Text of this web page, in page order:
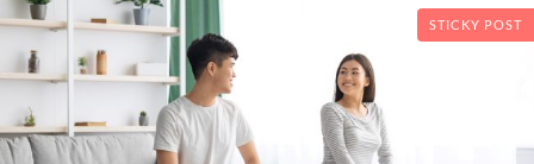
STICKY POST